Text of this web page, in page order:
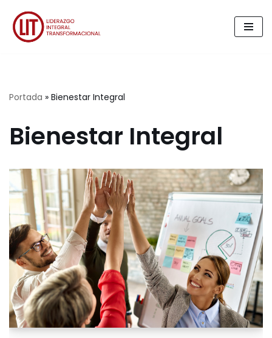
Saltar
Portada » Bienestar Integral
Bienestar Integral